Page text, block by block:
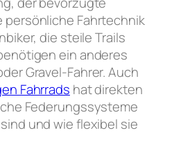
persönliche Fahrtechnik
die steile Trails
ein anderes
Gravel-Fahrer. Auch
Fahrrads hat direkten
Federungssysteme
und wie flexibel sie